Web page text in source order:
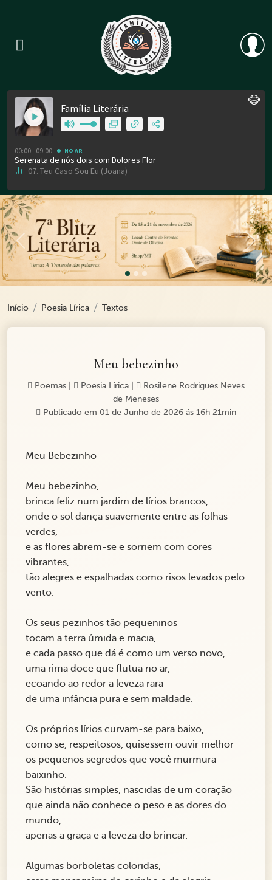
Previous
Início Poesia Lírica Textos
Meu bebezinho
Poemas Poesia Lírica
Rosilene Rodrigues Neves
de Meneses
Publicado em 01 de Junho de 2026 ás 16h 21min
Meu Bebezinho
Meu bebezinho,
brinca feliz num jardim de lírios brancos,
onde o sol dança suavemente entre as folhas
verdes,
e as flores abrem-se e sorriem com cores
vibrantes,
tão alegres e espalhadas como risos levados pelo
vento.
Os seus pezinhos tão pequeninos
tocam a terra úmida e macia,
e cada passo que dá é como um verso novo,
uma rima doce que flutua no ar,
ecoando ao redor a leveza rara
de uma infância pura e sem maldade.
Os próprios lírios curvam-se para baixo,
como se, respeitosos, quisessem ouvir melhor
os pequenos segredos que você murmura
baixinho.
São histórias simples, nascidas de um coração
que ainda não conhece o peso e as dores do
mundo,
apenas a graça e a leveza do brincar.
Algumas borboletas coloridas,